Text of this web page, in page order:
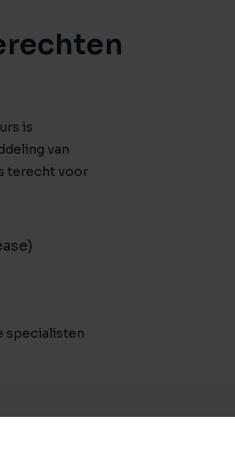
is
van
terecht voor
specialisten